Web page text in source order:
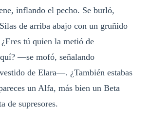
inflando el pecho. Se burló,
de arriba abajo con un gruñido
tú quien la metió de
—se mofó, señalando
de Elara—. ¿También estabas
un Alfa, más bien un Beta
de supresores.